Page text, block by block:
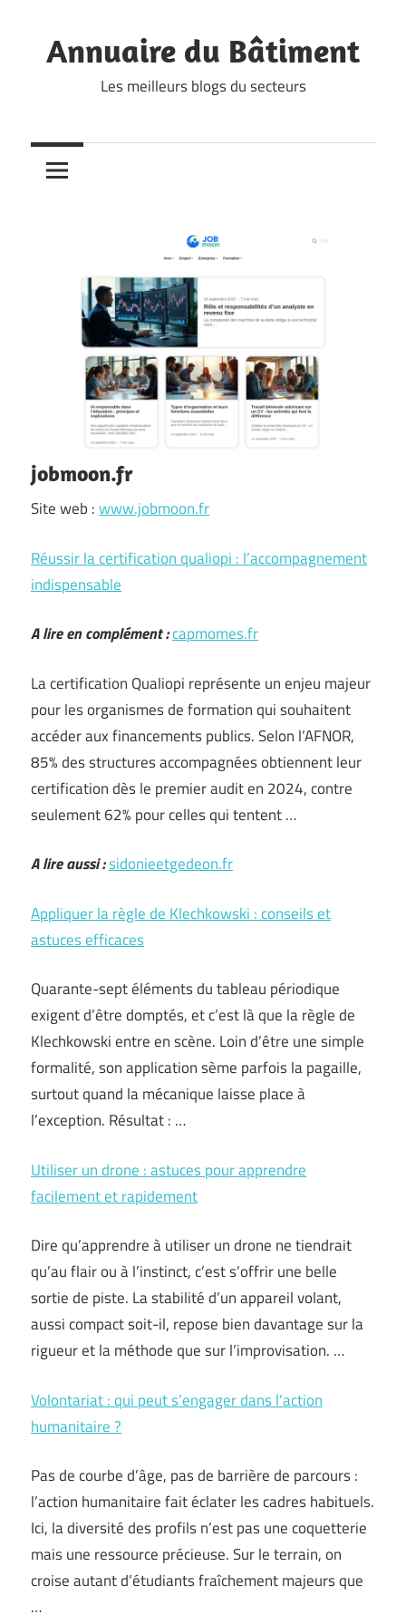
content
Annuaire du Bâtiment
Les meilleurs blogs du secteurs
jobmoon.fr
Site web :www.jobmoon.fr
Réussir la certification qualiopi : l’accompagnement
indispensable
A lire en complément :capmomes.fr
La certification Qualiopi représente un enjeu majeur
pour les organismes de formation qui souhaitent
accéder aux financements publics. Selon l’AFNOR,
85% des structures accompagnées obtiennent leur
certification dès le premier audit en 2024, contre
seulement 62% pour celles qui tentent …
A lire aussi :sidonieetgedeon.fr
Appliquer la règle de Klechkowski : conseils et
astuces efficaces
Quarante-sept éléments du tableau périodique
exigent d’être domptés, et c’est là que la règle de
Klechkowski entre en scène. Loin d’être une simple
formalité, son application sème parfois la pagaille,
surtout quand la mécanique laisse place à
l’exception. Résultat : …
Utiliser un drone : astuces pour apprendre
facilement et rapidement
Dire qu’apprendre à utiliser un drone ne tiendrait
qu’au flair ou à l’instinct, c’est s’offrir une belle
sortie de piste. La stabilité d’un appareil volant,
aussi compact soit-il, repose bien davantage sur la
rigueur et la méthode que sur l’improvisation. …
Volontariat : qui peut s’engager dans l’action
humanitaire ?
Pas de courbe d’âge, pas de barrière de parcours :
l’action humanitaire fait éclater les cadres habituels.
Ici, la diversité des profils n’est pas une coquetterie
mais une ressource précieuse. Sur le terrain, on
croise autant d’étudiants fraîchement majeurs que
…